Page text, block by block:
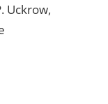
Uckrow,